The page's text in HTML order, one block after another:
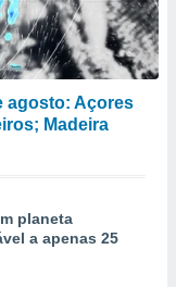
agosto: Açores
Madeira
planeta
a apenas 25